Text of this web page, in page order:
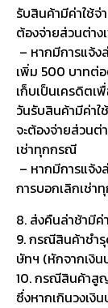
รับสินค้ามีค่าใช้จ่
ต้องจ่ายส่วนต่าง
– หากมีการแจ้ง
เพิ่ม 500 บาทต่
เก็บเป็นเครดิตเ
วันรับสินค้ามีค่า
จะต้องจ่ายส่วนต่
เช่าทุกกรณี
– หากมีการแจ้ง
การบอกเลิกเช่า
8. ส่งคืนล่าช้ามี
9. กรณีสินค้าชำ
ษัทฯ (หักจากเงิน
10. กรณีสินค้าสู
ซึ่งหากเกินวงเงิ